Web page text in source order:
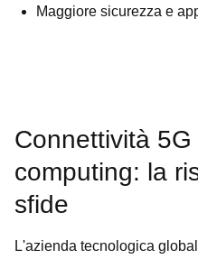
Maggiore sicurezza e
Connettività
computing: la
sfide
L'azienda tecnologica